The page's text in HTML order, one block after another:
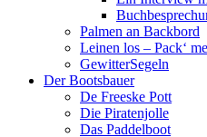
Palmen an Backbord
Leinen los – Pack‘
GewitterSegeln
Der Bootsbauer
De Freeske Pott
Die Piratenjolle
Das Paddelboot